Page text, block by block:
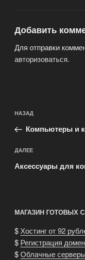
Добавить
Для отправки
авторизоваться.
по
записям
Предыдущая
запись:
НАЗАД
Компьютеры и
Следующая
запись
ДАЛЕЕ
Аксессуары для
МАГАЗИН ГОТОВЫХ
$Хостинг от 92
$ Регистрация
$Облачные серверы